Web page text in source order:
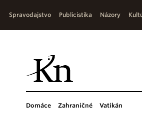
Spravodajstvo Publicistika Názory
Domáce Zahraničné Vatikán